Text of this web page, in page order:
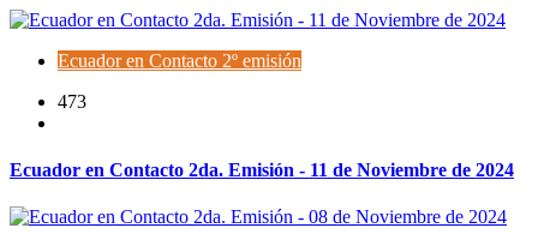
Ecuador en Contacto 2º emisión
473
Ecuador en Contacto 2da. Emisión - 11 de Noviembre de 2024